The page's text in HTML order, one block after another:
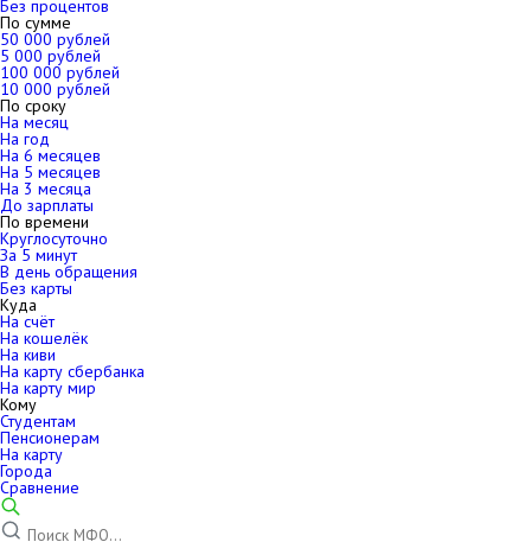
Без процентов
По сумме
50 000 рублей
5 000 рублей
100 000 рублей
10 000 рублей
По сроку
На месяц
На год
На 6 месяцев
На 5 месяцев
На 3 месяца
До зарплаты
По времени
Круглосуточно
За 5 минут
В день обращения
Без карты
Куда
На счёт
На кошелёк
На киви
На карту сбербанка
На карту мир
Кому
Студентам
Пенсионерам
На карту
Города
Сравнение